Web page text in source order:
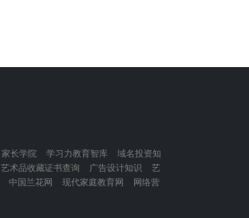
家长学院 学习力教育智库
域名投资知
艺术品收藏证书查询 广告设计知识
艺
中国兰花网 现代家庭教育网
网络营